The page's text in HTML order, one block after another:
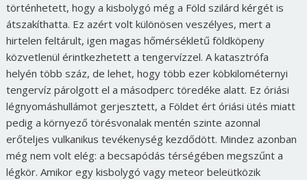
történhetett, hogy a kisbolygó még a Föld szilárd kérgét is
átszakíthatta. Ez azért volt különösen veszélyes, mert a
hirtelen feltárult, igen magas hőmérsékletű földköpeny
közvetlenül érintkezhetett a tengervízzel. A katasztrófa
helyén több száz, de lehet, hogy több ezer köbkilométernyi
tengervíz párolgott el a másodperc töredéke alatt. Ez óriási
légnyomáshullámot gerjesztett, a Földet ért óriási ütés miatt
pedig a környező törésvonalak mentén szinte azonnal
erőteljes vulkanikus tevékenység kezdődött. Mindez azonban
még nem volt elég: a becsapódás térségében megszűnt a
légkör. Amikor egy kisbolygó vagy meteor beleütközik